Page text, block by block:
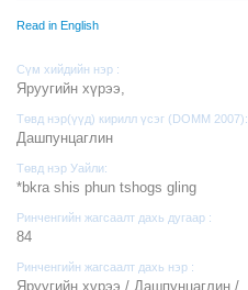
Read in English
Сүм хийдийн нэр :
Яруугийн хүрээ,
Төвд нэр(үүд) кирилл үсэг (DOMM 2007):
Дашпунцаглин
Төвд нэр Уайли:
*bkra shis phun tshogs gling
Ринченгийн жагсаалт дахь дугаар :
84
Ринченгийн жагсаалт дахь нэр :
Яруугийн хүрээ / Дашпунцаглин /